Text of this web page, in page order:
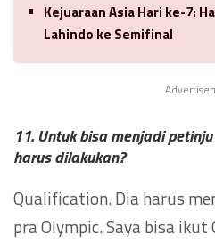
Kejuaraan Asia Hari ke-7:
Lahindo ke Semifinal
11. Untuk bisa menjadi
harus dilakukan?
Qualification. Dia harus
pra Olympic. Saya bisa